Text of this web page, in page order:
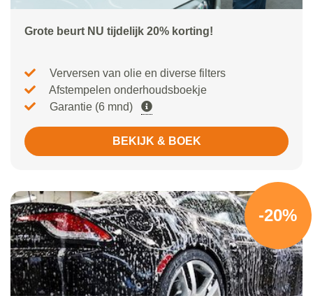
Grote beurt NU tijdelijk 20% korting!
Verversen van olie en diverse filters
Afstempelen onderhoudsboekje
Garantie (6 mnd)
BEKIJK & BOEK
-20%